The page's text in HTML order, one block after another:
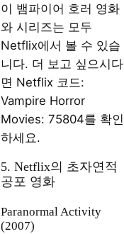
이 뱀파이어 호러 영화
와 시리즈는 모두
Netflix에서 볼 수 있습
니다. 더 보고 싶으시다
면 Netflix 코드:
Vampire Horror
Movies: 75804를 확인
하세요.
5. Netflix의 초자연적
공포 영화
Paranormal Activity
(2007)